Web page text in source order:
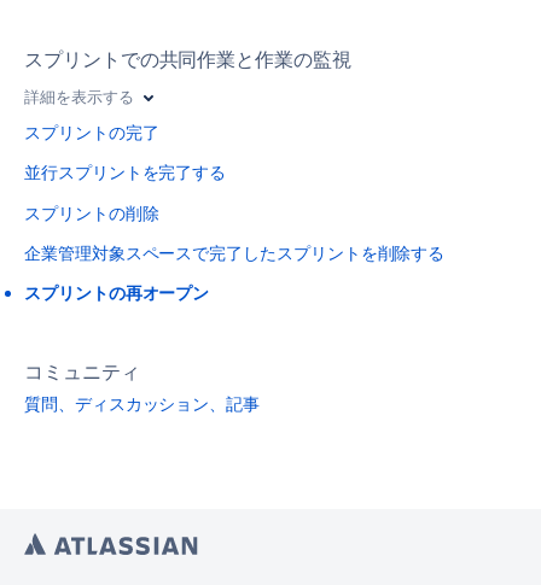
スプリントでの共同作業と作業の監視
詳細を表示する
スプリントの完了
並行スプリントを完了する
スプリントの削除
企業管理対象スペースで完了したスプリントを削除する
スプリントの再オープン
コミュニティ
質問、ディスカッション、記事